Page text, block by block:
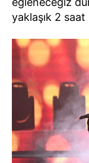
yaklaşık 2 saat